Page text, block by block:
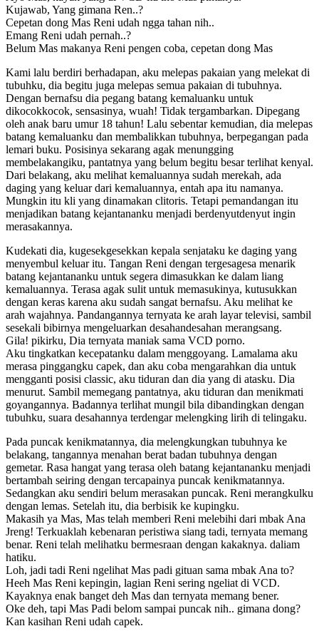
Kujawab, Yang gimana Ren..?
Cepetan dong Mas Reni udah ngga tahan nih..
Emang Reni udah pernah..?
Belum Mas makanya Reni pengen coba, cepetan dong Mas
Kami lalu berdiri berhadapan, aku melepas pakaian yang melekat di
tubuhku, dia begitu juga melepas semua pakaian di tubuhnya.
Dengan bernafsu dia pegang batang kemaluanku untuk
dikocokkocok, sensasinya, wuah! Tidak tergambarkan. Dipegang
oleh anak baru umur 18 tahun! Lalu sebentar kemudian, dia melepas
batang kemaluanku dan membalikkan tubuhnya, berpegangan pada
lemari buku. Posisinya sekarang agak menungging
membelakangiku, pantatnya yang belum begitu besar terlihat kenyal.
Dari belakang, aku melihat kemaluannya sudah merekah, ada
daging yang keluar dari kemaluannya, entah apa itu namanya.
Mungkin itu kli yang dinamakan clitoris. Tetapi pemandangan itu
menjadikan batang kejantananku menjadi berdenyutdenyut ingin
merasakannya.
Kudekati dia, kugesekgesekkan kepala senjataku ke daging yang
menyembul keluar itu. Tangan Reni dengan tergesagesa menarik
batang kejantananku untuk segera dimasukkan ke dalam liang
kemaluannya. Terasa agak sulit untuk memasukinya, kutusukkan
dengan keras karena aku sudah sangat bernafsu. Aku melihat ke
arah wajahnya. Pandangannya ternyata ke arah layar televisi, sambil
sesekali bibirnya mengeluarkan desahandesahan merangsang.
Gila! pikirku, Dia ternyata maniak sama VCD porno.
Aku tingkatkan kecepatanku dalam menggoyang. Lamalama aku
merasa pinggangku capek, dan aku coba mengarahkan dia untuk
mengganti posisi classic, aku tiduran dan dia yang di atasku. Dia
menurut. Sambil memegang pantatnya, aku tiduran dan menikmati
goyangannya. Badannya terlihat mungil bila dibandingkan dengan
tubuhku, suara desahannya terdengar melengking lirih di telingaku.
Pada puncak kenikmatannya, dia melengkungkan tubuhnya ke
belakang, tangannya menahan berat badan tubuhnya dengan
gemetar. Rasa hangat yang terasa oleh batang kejantananku menjadi
bertambah seiring dengan tercapainya puncak kenikmatannya.
Sedangkan aku sendiri belum merasakan puncak. Reni merangkulku
dengan lemas. Setelah itu, dia berbisik ke kupingku.
Makasih ya Mas, Mas telah memberi Reni melebihi dari mbak Ana
Jreng! Terkuaklah kebenaran peristiwa siang tadi, ternyata memang
benar. Reni telah melihatku bermesraan dengan kakaknya. daliam
hatiku.
Loh, jadi tadi Reni ngelihat Mas padi gituan sama mbak Ana to?
Heeh Mas Reni kepingin, lagian Reni sering ngeliat di VCD.
Kayaknya enak banget deh Mas dan ternyata memang bener.
Oke deh, tapi Mas Padi belom sampai puncak nih.. gimana dong?
Kan kasihan Reni udah capek.